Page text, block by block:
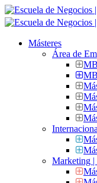
Másteres
Área de
Marketing |